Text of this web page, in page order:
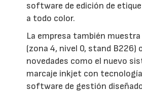
software de edición de
a todo color.
La empresa también
(zona 4, nivel 0, stand B226)
novedades como el nuevo
marcaje inkjet con
software de gestión